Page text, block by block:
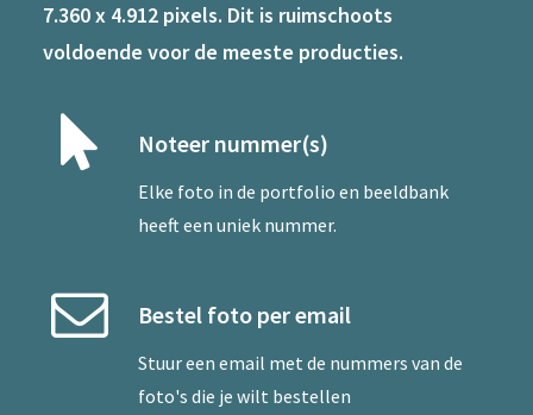
7.360 x 4.912 pixels. Dit is ruimschoots
voldoende voor de meeste producties.
Noteer nummer(s)
Elke foto in de portfolio en beeldbank
heeft een uniek nummer.
Bestel foto per email
Stuur een email met de nummers van de
foto's die je wilt bestellen